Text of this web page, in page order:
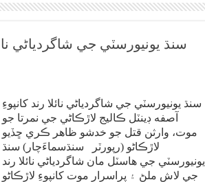
سنڌ يونيورسٽي جي شاگردياڻي
سنڌ يونيورسٽي جي شاگردياڻي نائلا رند کانپوءِ
آصفه ڊينٽل ڪاليج لاڙڪاڻي جي نمرتا جو
موت، وارثن قتل جو خدشو ظاهر ڪري ڇڏيو
لاڙڪاڻو (رپورٽر سنڌسماءَچار) سنڌ
يونيورسٽي جي هاسٽل مان شاگردياڻي نائلا رند
جي لاش ملڻ ۽ پراسرار موت کانپوءِ لاڙڪاڻو